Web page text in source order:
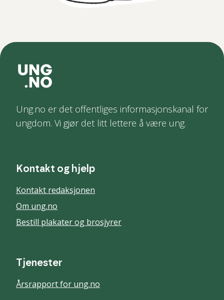
Ung.no er det offentliges informasjonskanal for
ungdom. Vi gjør det litt lettere å være ung.
Kontakt og hjelp
Kontakt redaksjonen
Om ung.no
Bestill plakater og brosjyrer
Tjenester
Årsrapport for ung.no